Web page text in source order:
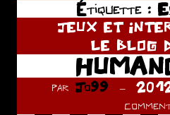
Étiquette :
JEUX ET
LE BLOG
par Jo99